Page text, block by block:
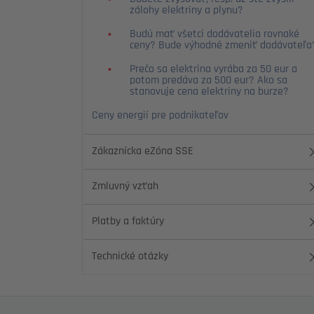
zálohy elektriny a plynu?
Budú mať všetci dodávatelia rovnaké
ceny? Bude výhodné zmeniť
Prečo sa elektrina vyrába za 50 eur a
potom predáva za 500 eur? Ako sa
stanovuje cena elektriny na burze?
Ceny energií pre podnikateľov
Zákaznícka eZóna SSE
Zmluvný vzťah
Platby a faktúry
Technické otázky